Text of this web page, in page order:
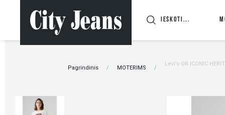
Pagrindinis MOTERIMS
Levi’s GR ICONIC